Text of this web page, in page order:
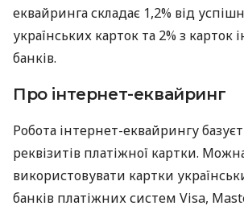
еквайринга складає 1,2% від
українських карток та 2% з карток
банків.
Про інтернет-еквайринг
Робота інтернет-еквайрингу
реквізитів платіжної картки.
використовувати картки
банків платіжних систем Visa,